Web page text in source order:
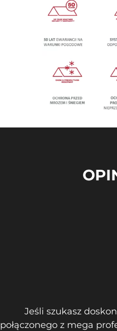
Jeśli szukasz
połączonego z mega